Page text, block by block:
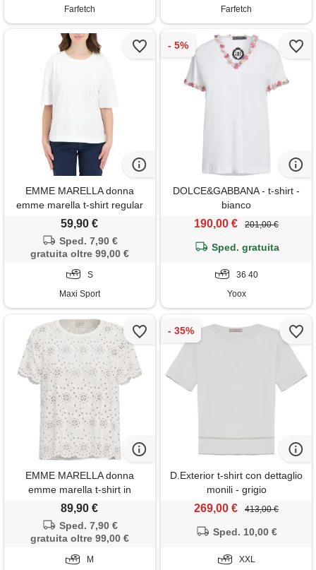
Farfetch Farfetch
EMME MARELLA donna
emme marella t-shirt regular
con taschino ricamato donna
59,90 €
Sped. 7,90 €
gratuita oltre 99,00 €
S
Maxi Sport
DOLCE&GABBANA - t-shirt -
bianco
190,00 € 201,00 €
Sped. gratuita
36 40
Yoox
EMME MARELLA donna
emme marella t-shirt in
sangallo donna
89,90 €
Sped. 7,90 €
gratuita oltre 99,00 €
M
D.Exterior t-shirt con dettaglio
monili - grigio
269,00 € 413,00 €
Sped. 10,00 €
XXL